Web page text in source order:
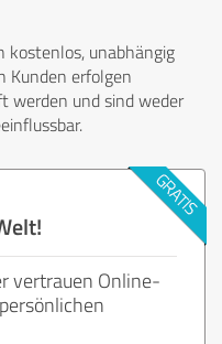
kostenlos, unabhängig
Kunden erfolgen
werden und sind weder
vertrauen Online-